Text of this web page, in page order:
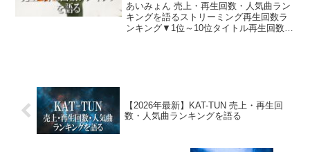
あいみょん 売上・再生回数・人気曲ラン
キングを語るストリーミング再生回数ラ
ンキング▼1位～10位タイトル再生回数配
【2026年最新】KAT-TUN 売上・再生回
数・人気曲ランキングを語る